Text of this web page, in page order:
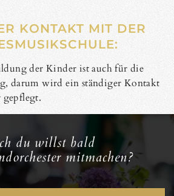
KONTAKT MIT DER
der Kinder ist auch für die
darum wird ein ständiger Kontakt
du willst bald
mitmachen?